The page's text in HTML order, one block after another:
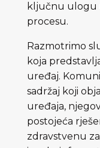
ključnu ulogu
procesu.
Razmotrimo
koja
uređaj.
sadržaj koji
uređaja,
postojeća
zdravstvenu